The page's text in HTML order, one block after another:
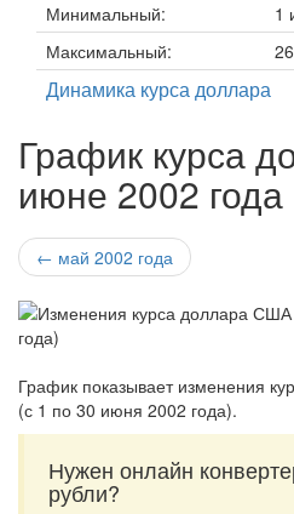
Минимальный:
1
Максимальный:
Динамика курса доллара
График курса
июне 2002 года
← май 2002 года
График показывает изменения
(с 1 по 30 июня 2002 года).
Нужен онлайн
рубли?